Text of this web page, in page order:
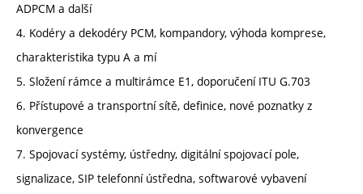
ADPCM a další
4. Kodéry a dekodéry PCM, kompandory, výhoda komprese,
charakteristika typu A a mí
5. Složení rámce a multirámce E1, doporučení ITU G.703
6. Přístupové a transportní sítě, definice, nové poznatky z
konvergence
7. Spojovací systémy, ústředny, digitální spojovací pole,
signalizace, SIP telefonní ústředna, softwarové vybavení